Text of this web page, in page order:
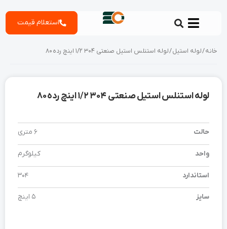
استعلام قیمت
خانه/لوله استیل/ لوله استنلس استیل صنعتی 304 1/2 اینچ رده 80
لوله استنلس استیل صنعتی 304 1/2 اینچ رده 80
حالت 6 متری
واحد کیلوگرم
استاندارد 304
سایز 5 اینچ